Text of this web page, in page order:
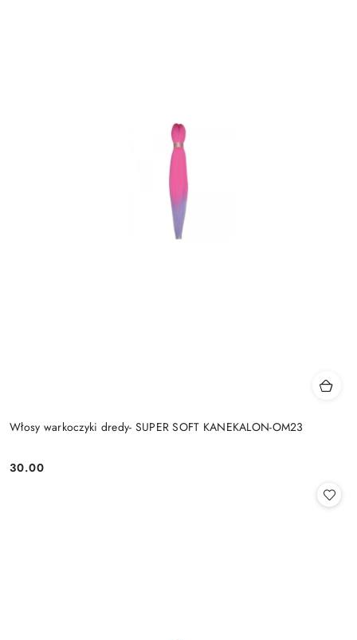
Włosy warkoczyki dredy- SUPER SOFT KANEKALON-OM23
Cena:
30.00